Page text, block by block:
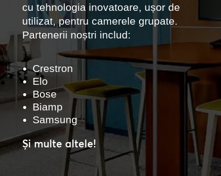
cu tehnologia inovatoare, ușor de
utilizat, pentru camerele grupate.
Partenerii noștri includ:
Crestron
Elo
Bose
Biamp
Samsung
Și multe altele!